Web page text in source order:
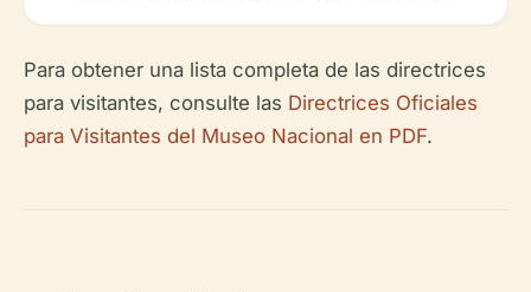
Para obtener una lista completa de las directrices
para visitantes, consulte las Directrices Oficiales
para Visitantes del Museo Nacional en PDF.